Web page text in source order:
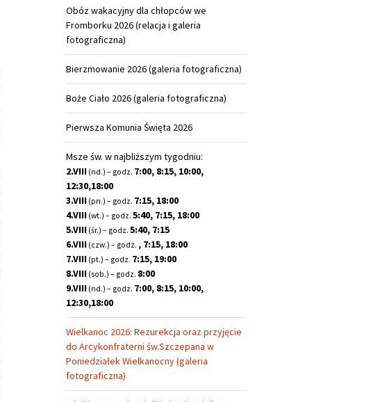
Obóz wakacyjny dla chłopców we
Fromborku 2026 (relacja i galeria
fotograficzna)
Bierzmowanie 2026 (galeria fotograficzna)
Boże Ciało 2026 (galeria fotograficzna)
Pierwsza Komunia Święta 2026
Msze św. w najbliższym tygodniu:
2.VIII (nd.) – godz. 7:00, 8:15, 10:00,
12:30,18:00
3.VIII (pn.) – godz. 7:15, 18:00
4.VIII (wt.) – godz. 5:40, 7:15, 18:00
5.VIII (śr.) – godz. 5:40, 7:15
6.VIII (czw.) – godz. , 7:15, 18:00
7.VIII (pt.) – godz. 7:15, 19:00
8.VIII (sob.) – godz. 8:00
9.VIII (nd.) – godz. 7:00, 8:15, 10:00,
12:30,18:00
Wielkanoc 2026: Rezurekcja oraz przyjęcie
do Arcykonfraterni św.Szczepana w
Poniedziałek Wielkanocny (galeria
fotograficzna)